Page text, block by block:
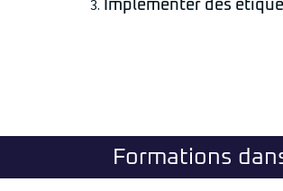
Implémenter des
Formations